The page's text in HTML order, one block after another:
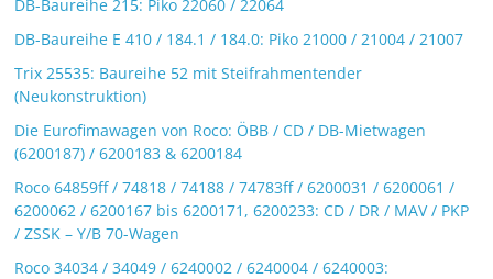
DB-Baureihe 215: Piko 22060 / 22064
DB-Baureihe E 410 / 184.1 / 184.0: Piko 21000 / 21004 / 21007
Trix 25535: Baureihe 52 mit Steifrahmentender
(Neukonstruktion)
Die Eurofimawagen von Roco: ÖBB / CD / DB-Mietwagen
(6200187) / 6200183 & 6200184
Roco 64859ff / 74818 / 74188 / 74783ff / 6200031 / 6200061 /
6200062 / 6200167 bis 6200171, 6200233: CD / DR / MAV / PKP
/ ZSSK – Y/B 70-Wagen
Roco 34034 / 34049 / 6240002 / 6240004 / 6240003: